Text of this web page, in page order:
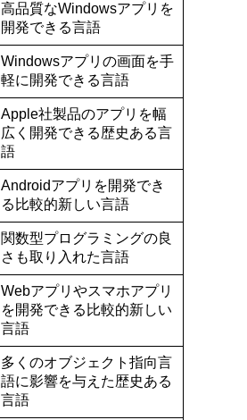
高品質なWindowsアプリを
開発できる言語
Windowsアプリの画面を手
軽に開発できる言語
Apple社製品のアプリを幅
広く開発できる歴史ある言
語
Androidアプリを開発でき
る比較的新しい言語
関数型プログラミングの良
さも取り入れた言語
Webアプリやスマホアプリ
を開発できる比較的新しい
言語
多くのオブジェクト指向言
語に影響を与えた歴史ある
言語